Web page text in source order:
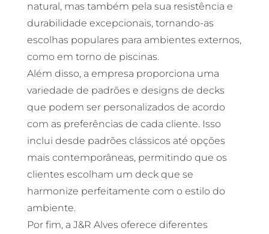
natural, mas também pela sua resistência e
durabilidade excepcionais, tornando-as
escolhas populares para ambientes externos,
como em torno de piscinas.
Além disso, a empresa proporciona uma
variedade de padrões e designs de decks
que podem ser personalizados de acordo
com as preferências de cada cliente. Isso
inclui desde padrões clássicos até opções
mais contemporâneas, permitindo que os
clientes escolham um deck que se
harmonize perfeitamente com o estilo do
ambiente.
Por fim, a J&R Alves oferece diferentes